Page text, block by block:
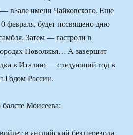
вЗале имени Чайковского. Еще
февраля, будет посвящено дню
Затем — гастроли в
Поволжья… А завершит
в Италию — следующий год в
Годом России.
Моисеева:
в английский без перевода,